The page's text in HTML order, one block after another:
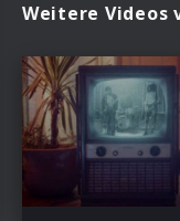
Weitere Videos